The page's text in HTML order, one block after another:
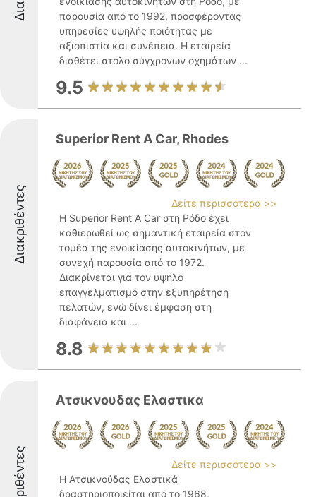
παρουσία από το 1992, προσφέροντας
υπηρεσίες υψηλής ποιότητας με
αξιοπιστία και συνέπεια. Η εταιρεία
διαθέτει στόλο σύγχρονων οχημάτων ...
9.5
Διακριθέντες
Superior Rent A Car, Rhodes
Δείτε περισσότερα >>
Η Superior Rent A Car στη Ρόδο έχει
καθιερωθεί ως σημαντική εταιρεία στον
τομέα της ενοικίασης αυτοκινήτων, με
συνεχή παρουσία από το 1972.
Διακρίνεται για τον υψηλό
επαγγελματισμό στην εξυπηρέτηση
πελατών, ενώ δίνει έμφαση στη
διαφάνεια και ...
8.8
Ατσικνουδας Ελαστικα
Δείτε περισσότερα >>
Η Ατσικνούδας Ελαστικά
δραστηριοποιείται από το 1968,